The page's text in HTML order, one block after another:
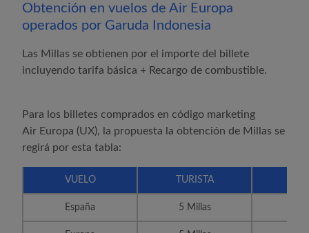
Obtención en vuelos de Air Europa
operados por Garuda Indonesia
Las Millas se obtienen por el importe del billete
incluyendo tarifa básica + Recargo de combustible.
Para los billetes comprados en código marketing
Air Europa (UX), la propuesta la obtención de Millas se
regirá por esta tabla:
VUELO TURISTA
España 5 Millas